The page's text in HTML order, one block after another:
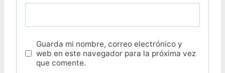
Guarda mi nombre, correo electrónico y
web en este navegador para la próxima vez
que comente.